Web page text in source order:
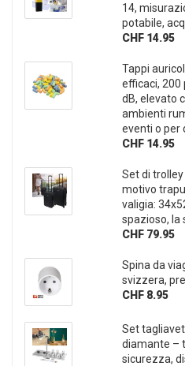
14,
potabile,
CHF 14.95
Tappi
efficaci, 200
dB, elevato
ambienti
eventi o per
CHF 14.95
Set di
motivo
valigia:
spazioso, la
CHF 79.95
Spina da
svizzera,
CHF 8.95
Set
diamante –
sicurezza,